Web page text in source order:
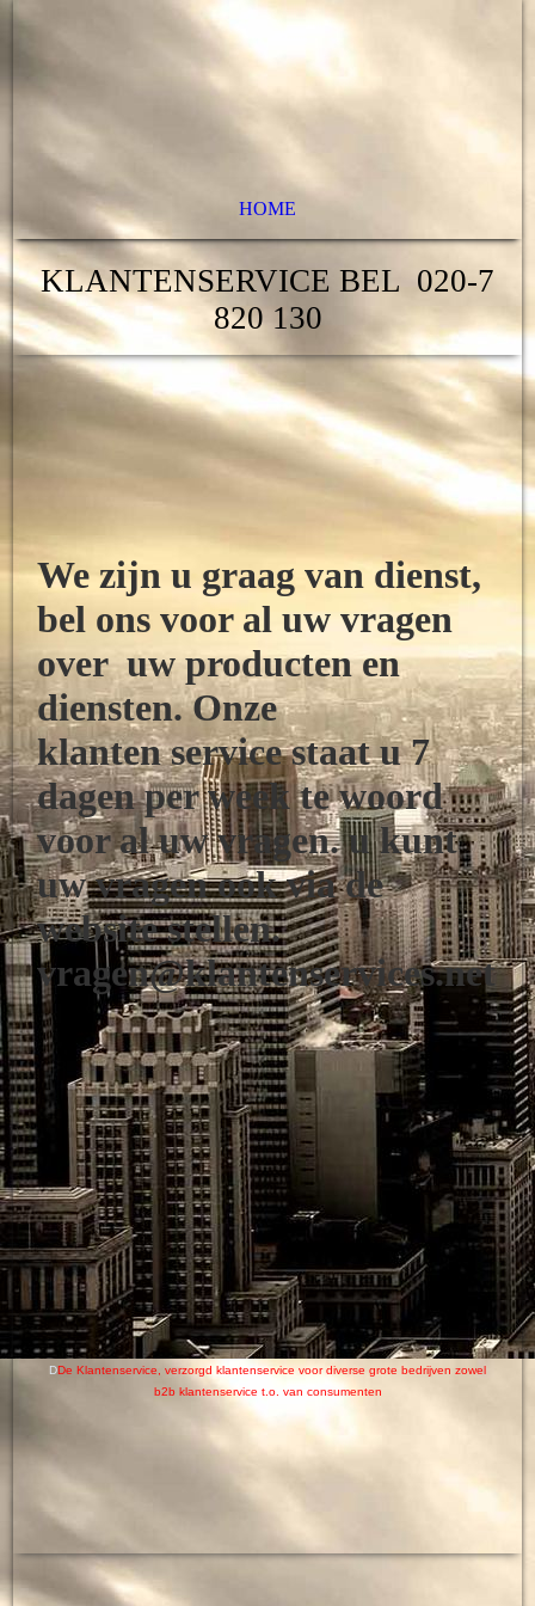
HOME
KLANTENSERVICE BEL 020-7
820 130
We zijn u graag van dienst,
bel ons voor al uw vragen
over uwproductenen
diensten. Onze
klantenservicestaat u 7
dagen per week te woord
voor al uw vragen. u kunt
uw vragen ook via de
website stellen.
vragen@klantenservices.net
DDe Klantenservice, verzorgd klantenservice voor diverse grote bedrijven zowel
b2b klantenservice t.o. van consumenten